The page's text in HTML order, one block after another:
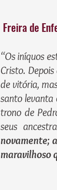
Freira de
“Os iníquos
Cristo.
de vitória,
santo levanta
trono de
seus
novamente;
maravilhoso